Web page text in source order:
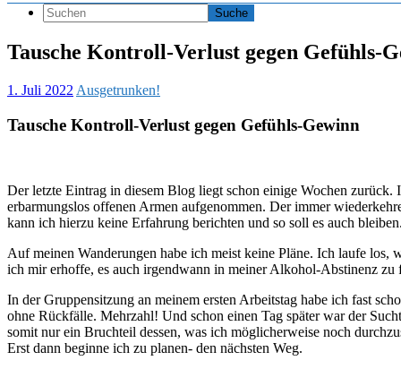
Tausche Kontroll-Verlust gegen Gefühls-
1. Juli 2022 Ausgetrunken!
Tausche Kontroll-Verlust gegen Gefühls-Gewinn
Der letzte Eintrag in diesem Blog liegt schon einige Wochen
erbarmungslos offenen Armen aufgenommen. Der immer
kann ich hierzu keine Erfahrung berichten und so soll es auch
Auf meinen Wanderungen habe ich meist keine Pläne. Ich laufe
ich mir erhoffe, es auch irgendwann in meiner Alkohol-Abstinenz zu
In der Gruppensitzung an meinem ersten Arbeitstag habe ich fast
ohne Rückfälle. Mehrzahl! Und schon einen Tag später war der
somit nur ein Bruchteil dessen, was ich möglicherweise noch
Erst dann beginne ich zu planen- den nächsten Weg.